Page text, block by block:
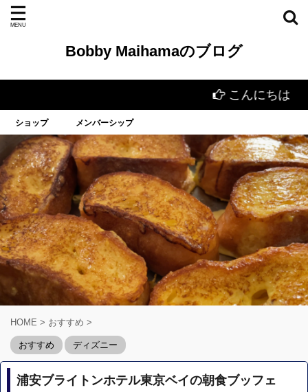
Bobby Maihamaのブログ
こんにちは
ショップ メンバーシップ
HOME > おすすめ >
おすすめ ディズニー
浦安ブライトンホテル東京ベイの朝食ブッフェ